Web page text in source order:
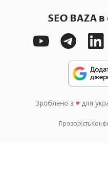
SEO BAZA
Зроблено з ♥ для
Прозорість